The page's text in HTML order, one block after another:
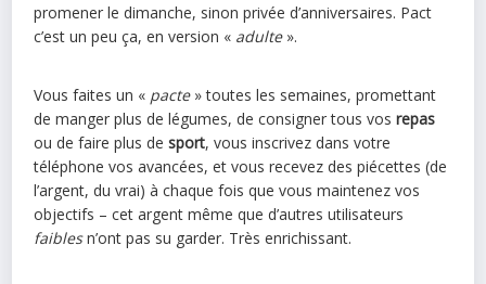
promener le dimanche, sinon privée d’anniversaires. Pact
c’est un peu ça, en version « adulte».
Vous faites un « pacte» toutes les semaines, promettant
de manger plus de légumes, de consigner tous vosrepas
ou de faire plus desport, vous inscrivez dans votre
téléphone vos avancées, et vous recevez des piécettes (de
l’argent, du vrai) à chaque fois que vous maintenez vos
objectifs – cet argent même que d’autres utilisateurs
faiblesn’ont pas su garder. Très enrichissant.